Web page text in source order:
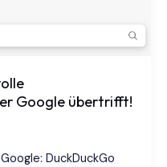
Google übertrifft!
DuckDuckGo